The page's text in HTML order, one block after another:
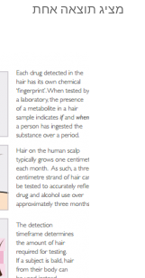
מציג תוצאה אחת